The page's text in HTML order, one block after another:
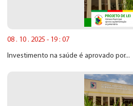
08 . 10 . 2025 - 19 : 07
Investimento na saúde é aprovado por...